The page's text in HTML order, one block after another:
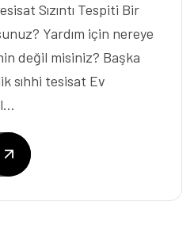
Sızıntı Tespiti Bir
Yardım için nereye
değil misiniz? Başka
sıhhi tesisat Ev